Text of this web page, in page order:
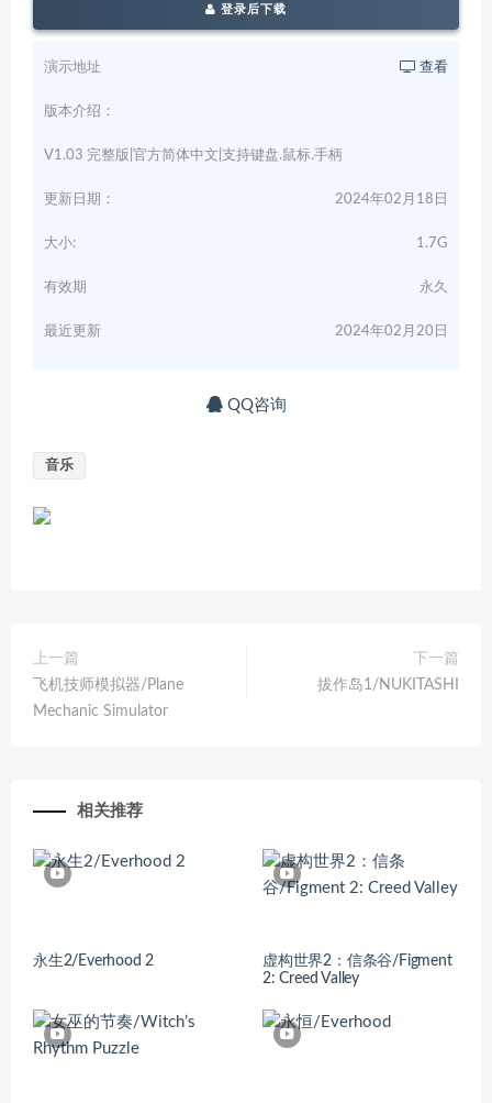
登录后下载
演示地址 查看
版本介绍：
V1.03 完整版|官方简体中文|支持键盘.鼠标.手柄
更新日期： 2024年02月18日
大小: 1.7G
有效期 永久
最近更新 2024年02月20日
QQ咨询
音乐
上一篇
飞机技师模拟器/Plane
Mechanic Simulator
下一篇
拔作岛1/NUKITASHI
相关推荐
永生2/Everhood 2
虚构世界2：信条谷/Figment
2: Creed Valley